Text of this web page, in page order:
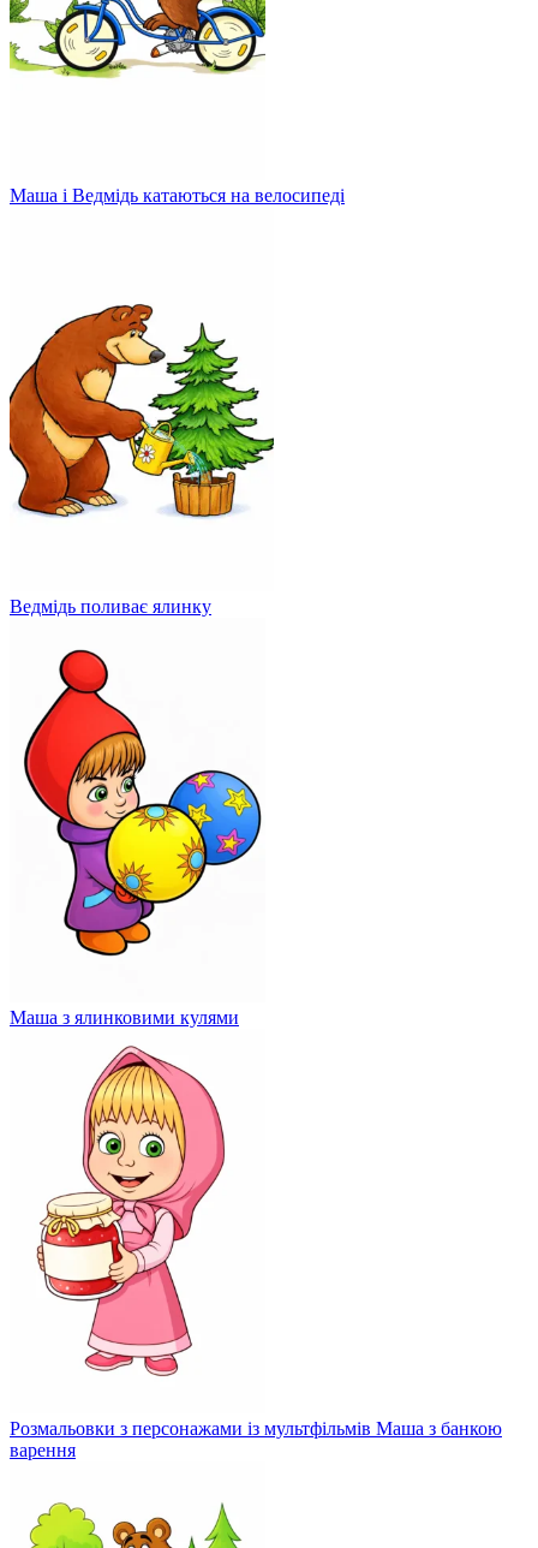
Маша і Ведмідь катаються на велосипеді
Ведмідь поливає ялинку
Маша з ялинковими кулями
Розмальовки з персонажами із мультфільмів Маша з банкою
варення